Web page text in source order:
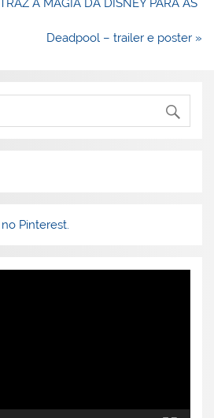
A MAGIA DA DISNEY PARA AS
Deadpool – trailer e poster »
Pinterest.